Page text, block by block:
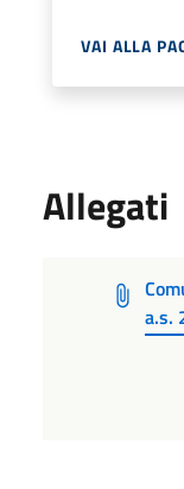
VAI ALLA
Allegati
a.s.